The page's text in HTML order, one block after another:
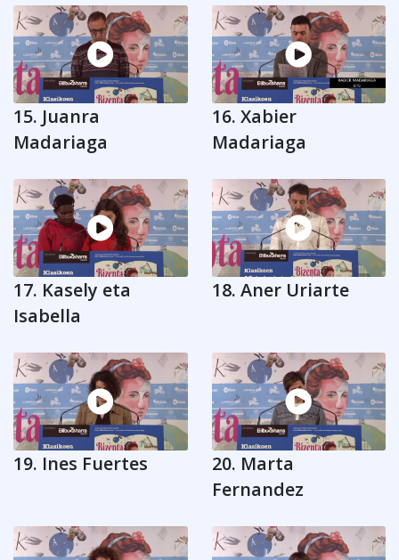
15. Juanra
Madariaga
16. Xabier
Madariaga
17. Kasely eta
Isabella
18. Aner Uriarte
19. Ines Fuertes
20. Marta
Fernandez